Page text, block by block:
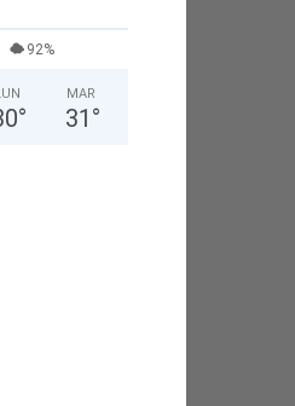
92%
°
MAR
31 °